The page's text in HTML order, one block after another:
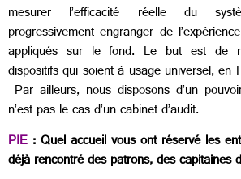
mesurer l’efficacité réelle du
progressivement engranger de
appliqués sur le fond. Le but est de
dispositifs qui soient à usage universel, en
Par ailleurs, nous disposons d’un
n’est pas le cas d’un cabinet d’audit.
PIE : Quel accueil vous ont réservé les
déjà rencontré des patrons, des capitaines